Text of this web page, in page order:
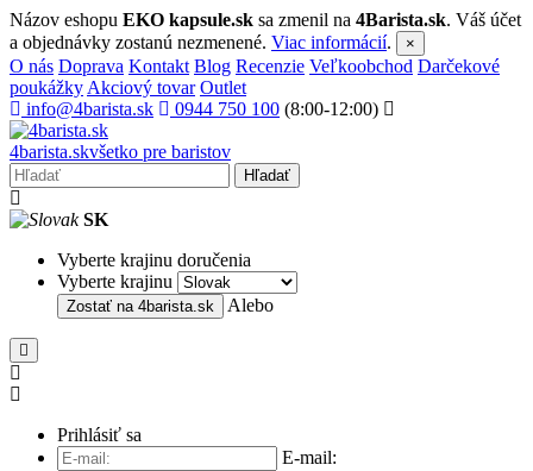
Názov eshopu EKO kapsule.sk sa zmenil na 4Barista.sk. Váš účet
a objednávky zostanú nezmenené. Viac informácií. ×
O nás Doprava Kontakt Blog Recenzie Veľkoobchod Darčekové
poukážky Akciový tovar Outlet
info@4barista.sk
0944 750 100 (8:00-12:00)
4barista.skvšetko pre baristov
Hľadať
SK
Vyberte krajinu doručenia
Vyberte krajinu
Zostať na 4barista.sk Alebo
Prihlásiť sa
E-mail: